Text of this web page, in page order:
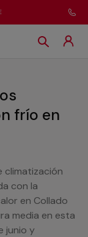
frío en
climatización
con la
en Collado
media en esta
junio y